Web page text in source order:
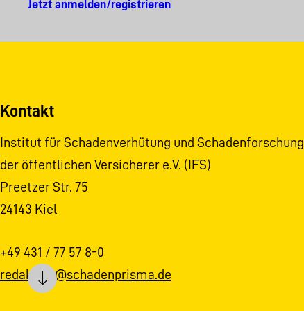
Jetzt anmelden/registrieren
Kontakt
Institut für Schadenverhütung und Schadenforschung
der öffentlichen Versicherer e.V. (IFS)
Preetzer Str. 75
24143 Kiel
+49 431 / 77 57 8-0
redaktion@schadenprisma.de